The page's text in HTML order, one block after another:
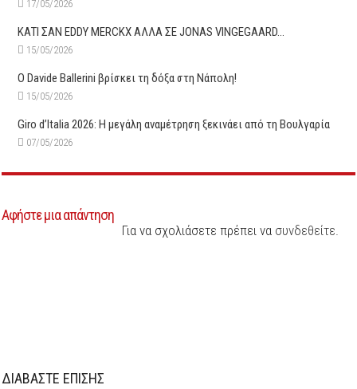
17/05/2026
ΚΑΤΙ ΣΑΝ EDDY MERCKX ΑΛΛΑ ΣΕ JONAS VINGEGAARD…
15/05/2026
O Davide Ballerini βρίσκει τη δόξα στη Νάπολη!
15/05/2026
Giro d’Italia 2026: Η μεγάλη αναμέτρηση ξεκινάει από τη Βουλγαρία
07/05/2026
Αφήστε μια απάντηση
Για να σχολιάσετε πρέπει να συνδεθείτε
ΔΙΑΒΑΣΤΕ ΕΠΙΣΗΣ